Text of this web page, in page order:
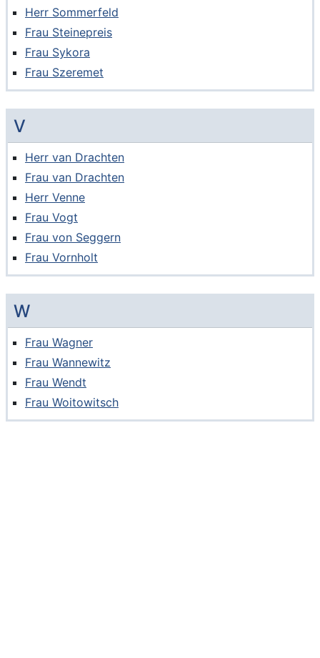
Herr Sommerfeld
Frau Steinepreis
Frau Sykora
Frau Szeremet
V
Herr van Drachten
Frau van Drachten
Herr Venne
Frau Vogt
Frau von Seggern
Frau Vornholt
W
Frau Wagner
Frau Wannewitz
Frau Wendt
Frau Woitowitsch